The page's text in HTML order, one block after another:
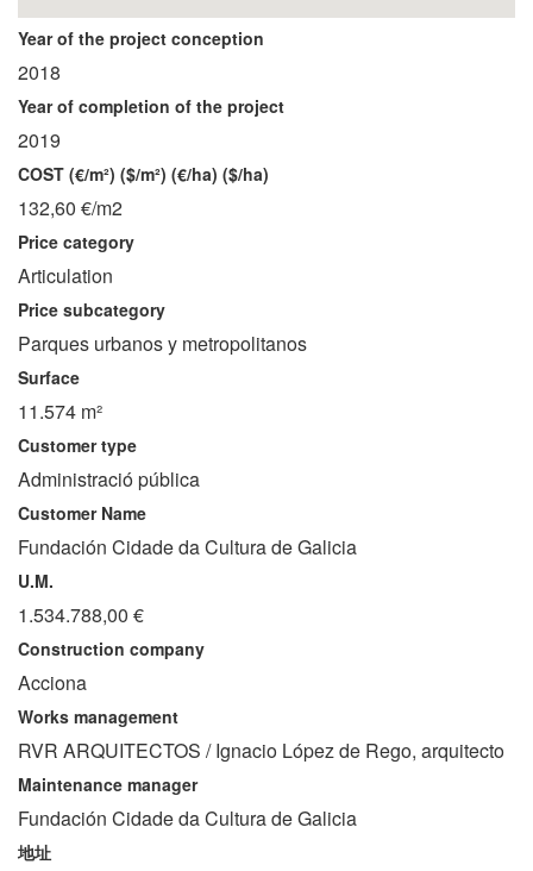
Year of the project conception
2018
Year of completion of the project
2019
COST (€/m²) ($/m²) (€/ha) ($/ha)
132,60 €/m2
Price category
Articulation
Price subcategory
Parques urbanos y metropolitanos
Surface
11.574 m²
Customer type
Administració pública
Customer Name
Fundación Cidade da Cultura de Galicia
U.M.
1.534.788,00 €
Construction company
Acciona
Works management
RVR ARQUITECTOS / Ignacio López de Rego, arquitecto
Maintenance manager
Fundación Cidade da Cultura de Galicia
地址